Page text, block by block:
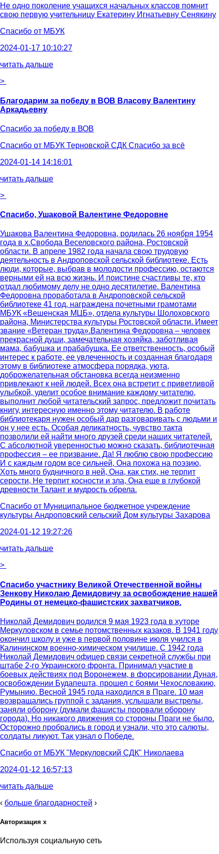
Не одно поколение учащихся начальных классов помнит
свою первую учительницу Екатерину Игнатьевну Сенякину
Спасибо от МБУК
2024-01-17 10:10:27
читать дальше
>
Благодарим за победу в ВОВ Власову Валентину
Аркадьевну
Спасибо за победу в ВОВ
Спасибо от МБУК Терновской СДК Спасибо за всё
2024-01-14 14:16:01
читать дальше
>
Спасибо, Ушаковой Валентине Федоровне
Ушакова Валентина Федоровна, родилась 26 ноября 1954
года в х.Свобода Веселовского района, Ростовской
области. В апреле 1982 года начала свою трудовую
деятельность в Андроповской сельской библиотеке. Есть
люди, которые, выбрав в молодости профессию, остаются
верными ей на всю жизнь. И поистине счастливы те, кто
отдал любимому делу не одно десятилетие. Валентина
Федоровна проработала в Андроповской сельской
библиотеке 41 год, награждена почетными грамотами
МБУК «Вешенская МЦБ», отдела культуры Шолоховского
района, Министерства культуры Ростовской области. Имеет
звание «Ветеран труда».Валентина Федоровна – человек
прекрасной души, замечательная хозяйка, заботливая
мама, бабушка и прабабушка. Ее ответственность, особый
интерес к работе, ее увлеченность и созданная благодаря
этому в библиотеке атмосфера порядка, уюта,
доброжелательная обстановка всегда неизменно
привлекают к ней людей. Всех она встретит с приветливой
улыбкой, уделит особое внимание каждому читателю,
выполнит любой читательский запрос, предложит почитать
книгу, интересную именно этому читателю. В работе
библиотекаря нужен особый дар разговаривать с людьми и
он у нее есть. Особая деликатность, чувство такта
позволили ей найти много друзей среди наших читателей.
С абсолютной уверенностью можно сказать, библиотечная
профессия – ее призвание. Да! Я люблю свою профессию
И с каждым годом все сильней, Она похожа на поэзию,
Хоть много будничного в ней, Она, как стих, не терпит
серости, Не терпит косности и зла, Она еще в глубокой
древности Талант и мудрость обрела.
Спасибо от Муниципальное бюджетное учреждение
культуры Андроповский сельский Дом культуры Захарова
2024-01-12 19:27:26
читать дальше
>
Спасибо участнику Великой Отечественной войны
Зенкову Николаю Демидовичу за освобождение нашей
Родины от немецко-фашистских захватчиков.
Николай Демидович родился 9 мая 1923 года в хуторе
Меркуловском в семье потомственных казаков. В 1941 году
окончил школу и уже в первой половине июля учился в
Калининском военно-химическом училище. С 1942 года
Николай Демидович офицер связи секретной службы при
штабе 2-го Украинского фронта. Принимал участие в
боевых действиях под Воронежем, в форсировании Дуная,
освобождении Будапешта, прошел с боями Чехословакию,
Румынию. Весной 1945 года находился в Праге. 10 мая
возвращались группой с задания, услышали выстрелы,
заняли оборону (думали фашисты прорвали оборону
города). Но никакого движения со стороны Праги не было.
Осторожно пробрались в город и узнали, что это салюты,
солдаты ликуют. Так узнал о Победе.
Спасибо от МБУК "Меркуловский СДК" Николаева
2024-01-12 16:57:13
читать дальше
‹ больше благодарностей ›
Авторизация x
Используя социальную сеть